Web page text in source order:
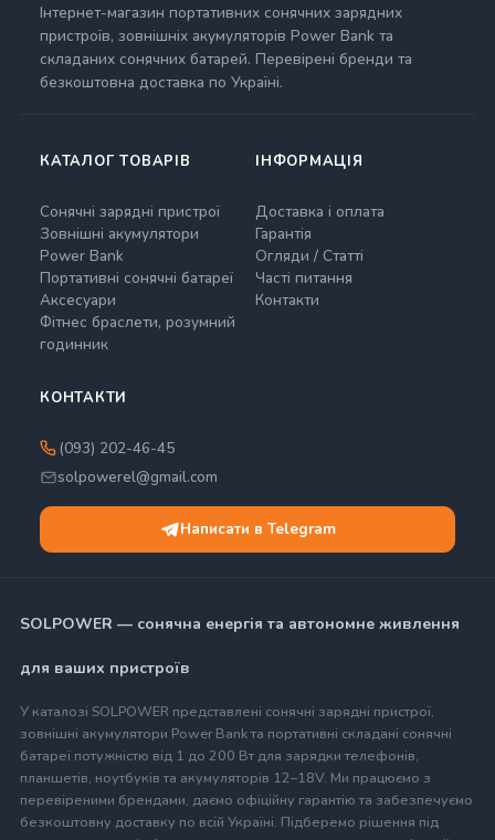
Інтернет-магазин портативних сонячних зарядних
пристроїв, зовнішніх акумуляторів Power Bank та
складаних сонячних батарей. Перевірені бренди та
безкоштовна доставка по Україні.
КАТАЛОГ ТОВАРІВ
Сонячні зарядні пристрої
Зовнішні акумулятори
Power Bank
Портативні сонячні батареї
Аксесуари
Фітнес браслети, розумний
годинник
ІНФОРМАЦІЯ
Доставка і оплата
Гарантія
Огляди / Статті
Часті питання
Контакти
КОНТАКТИ
(093) 202-46-45
solpowerel@gmail.com
Написати в Telegram
SOLPOWER — сонячна енергія та автономне живлення
для ваших пристроїв
У каталозі SOLPOWER представлені сонячні зарядні пристрої,
зовнішні акумулятори Power Bank та портативні складані сонячні
батареї потужністю від 1 до 200 Вт для зарядки телефонів,
планшетів, ноутбуків та акумуляторів 12–18V. Ми працюємо з
перевіреними брендами, даємо офіційну гарантію та забезпечуємо
безкоштовну доставку по всій Україні. Підберемо рішення під